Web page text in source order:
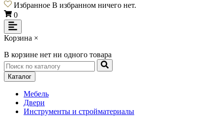
Избранное В избранном ничего нет.
0
Корзина ×
В корзине нет ни одного товара
Каталог
Мебель
Двери
Инструменты и cтройматериалы